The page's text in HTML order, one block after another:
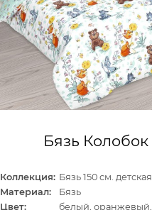
Бязь Колобок
Коллекция: Бязь 150 см. детская
Материал:
Бязь
Цвет: